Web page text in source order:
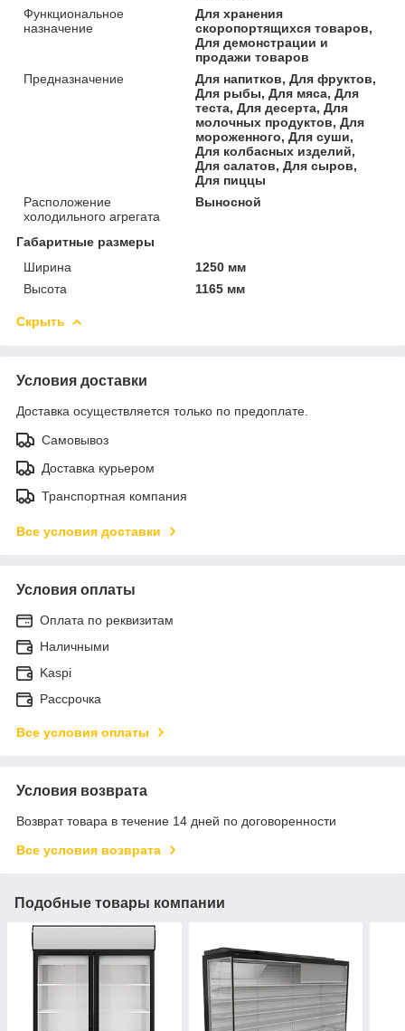
Функциональное
назначение
Для хранения
скоропортящихся товаров,
Для демонстрации и
продажи товаров
Предназначение
Для напитков, Для фруктов,
Для рыбы, Для мяса, Для
теста, Для десерта, Для
молочных продуктов, Для
мороженного, Для суши,
Для колбасных изделий,
Для салатов, Для сыров,
Для пиццы
Расположение
холодильного агрегата
Выносной
Габаритные размеры
Ширина
1250 мм
Высота
1165 мм
Скрыть
Условия доставки
Доставка осуществляется только по предоплате.
Самовывоз
Доставка курьером
Транспортная компания
Все условия доставки
Условия оплаты
Оплата по реквизитам
Наличными
Kaspi
Рассрочка
Все условия оплаты
Условия возврата
Возврат товара в течение 14 дней по договоренности
Все условия возврата
Подобные товары компании